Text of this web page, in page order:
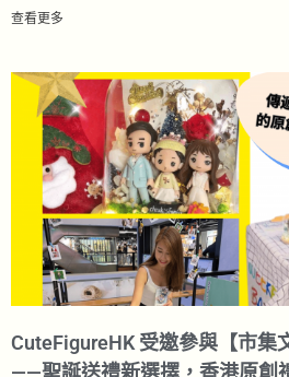
查看更多
CuteFigureHK 受邀參與【市集
——聖誕送禮新選擇，香港原創